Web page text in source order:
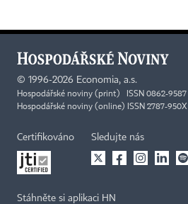
© 1996-2026 Economia, a.s.
Hospodářské noviny (print) ISSN 0862-9587
Hospodářské noviny (online) ISSN 2787-950X
Certifikováno Sledujte nás
Stáhněte si aplikaci HN